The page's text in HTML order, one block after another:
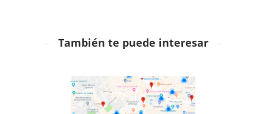
También te puede interesar